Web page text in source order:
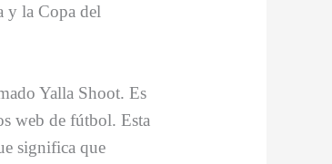
y la Copa del
Yalla Shoot. Es
web de fútbol. Esta
significa que